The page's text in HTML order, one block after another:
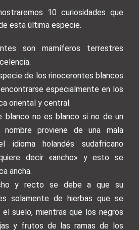
10 curiosidades que
esta última especie.
son mamíferos terrestres
de los rinocerontes blancos
especialmente en los
oriental y central.
blanco no es blanco si no de un
proviene de una mala
idioma holandés sudafricano
decir «ancho» y esto se
ancha.
y recto se debe a que su
solamente de hierbas que se
el suelo, mientras que los negros
y frutos de las ramas de los